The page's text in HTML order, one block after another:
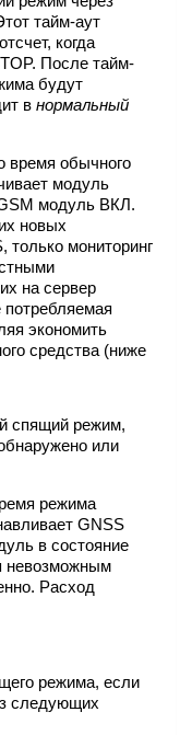
тайм-аут
когда
После тайм-
будут
в нормальный
время обычного
модуль
модуль ВКЛ.
новых
только мониторинг
на сервер
потребляемая
экономить
средства (ниже
спящий режим,
или
режима
GNSS
в состояние
невозможным
Расход
режима, если
следующих